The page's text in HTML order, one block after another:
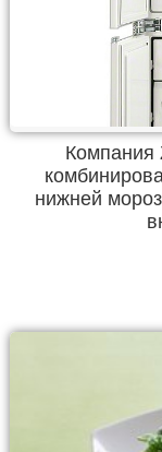
Компания
нижней